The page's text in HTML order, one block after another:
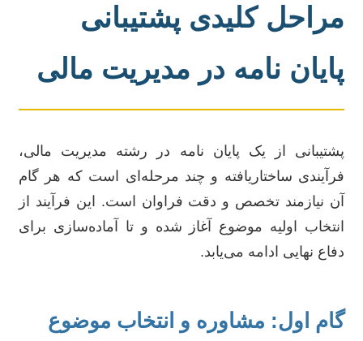
مراحل کلیدی پشتیبانی
پایان نامه در مدیریت مالی
پشتیبانی از یک پایان نامه در رشته مدیریت مالی،
فرآیندی ساختاریافته و چند مرحله‌ای است که هر گام
آن نیازمند تخصص و دقت فراوان است. این فرآیند از
انتخاب اولیه موضوع آغاز شده و تا آماده‌سازی برای
دفاع نهایی ادامه می‌یابد.
گام اول: مشاوره و انتخاب موضوع